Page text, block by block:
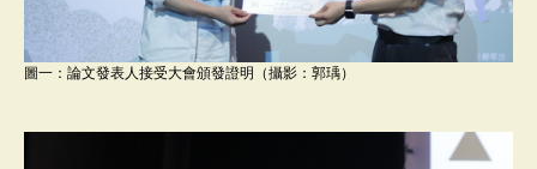
圖一：論文發表人接受大會頒發證明（攝影：郭瑀）